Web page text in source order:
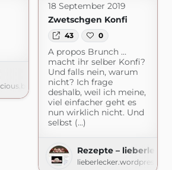
18 September 2019
Zwetschgen Konfi
43 0
A propos Brunch …
macht ihr selber Konfi?
Und falls nein, warum
nicht? Ich frage
deshalb, weil ich meine,
viel einfacher geht es
nun wirklich nicht. Und
selbst (...)
Rezepte – lieberlecker
lieberlecker.wordpress.com